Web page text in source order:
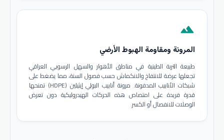
terrain
المرونة ومقاومة الهبوط الأرضي
طبيعة التربة الطينية في مناطق الأهوار والسهل الرسوبي العراقي
تجعلها عرضة للانتفاخ والانكماش حسب فصول السنة، مما يضغط على
شبكات الأنابيب المدفونة. مرونة أنابيب البولي إيثيلين (HDPE) تمنحها
قدرة فريدة على امتصاص هذه الحركات الهيدروليكية دون تعرض
الوصلات للانفصال أو الكسر.